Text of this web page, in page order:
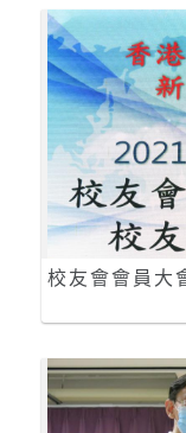
校友會會員大